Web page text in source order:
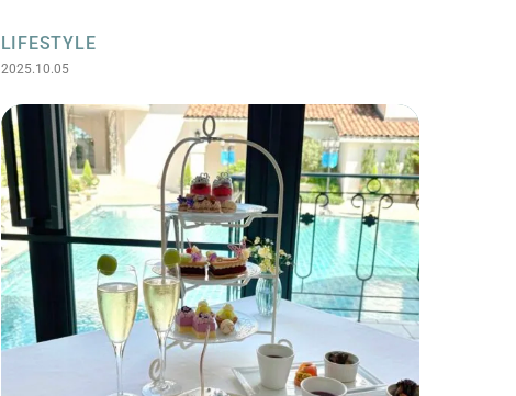
LIFESTYLE
2025.10.05